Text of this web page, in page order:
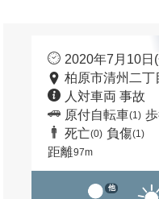
2020年7月10日
柏原市清州二丁
人対車両 事故
原付自転車(1)
死亡(0) 負傷(1)
距離97m
他